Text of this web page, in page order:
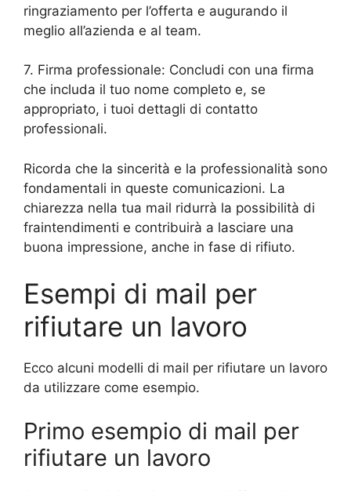
ringraziamento per l’offerta e augurando il
meglio all’azienda e al team.
7. Firma professionale: Concludi con una firma
che includa il tuo nome completo e, se
appropriato, i tuoi dettagli di contatto
professionali.
Ricorda che la sincerità e la professionalità sono
fondamentali in queste comunicazioni. La
chiarezza nella tua mail ridurrà la possibilità di
fraintendimenti e contribuirà a lasciare una
buona impressione, anche in fase di rifiuto.
Esempi di mail per
rifiutare un lavoro
Ecco alcuni modelli di mail per rifiutare un lavoro
da utilizzare come esempio.
Primo esempio di mail per
rifiutare un lavoro